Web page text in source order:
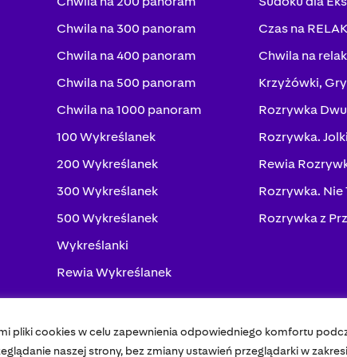
pliki cookies w celu zapewnienia odpowiedniego komfortu
naszej strony, bez zmiany ustawień przeglądarki w
Chwila na 300 panoram
Chwila na 400 panoram
Chwila na 500 panoram
Chwila na 1000 panoram
100 Wykreślanek
200 Wykreślanek
300 Wykreślanek
500 Wykreślanek
Wykreślanki
Rewia Wykreślanek
Czas na
Chwila na
Krzyżówki,
Rozrywka
Rozrywka. Jolki
Rewia
Rozrywka. Nie
Rozrywka z